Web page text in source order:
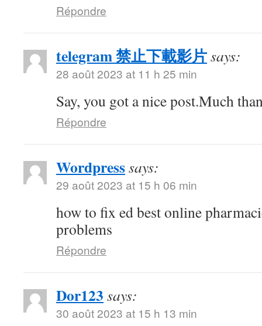
Répondre
telegram 禁止下載影片says:
28 août 2023 at 11 h 25 min
Say, you got a nice post.Much
Répondre
Wordpresssays:
29 août 2023 at 15 h 06 min
how to fix ed best online
problems
Répondre
Dor123 says:
30 août 2023 at 15 h 13 min